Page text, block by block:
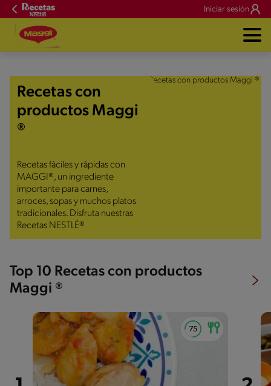
Iniciar sesión
Recetas con
productos Maggi
®
Recetas fáciles y rápidas con
MAGGI®, un ingrediente
importante para carnes,
arroces, sopas y muchos platos
tradicionales. Disfruta nuestras
Recetas NESTLÉ®
Top 10 Recetas con productos
Maggi ®